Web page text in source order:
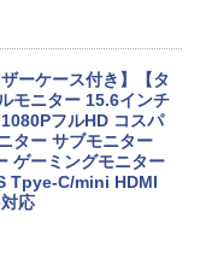
倍｜Windows11正
天1位 三冠獲得｜豪
日保証｜Core i5 第
ソコン Windows11
ンキー付き｜ノー
第8世代｜ノート
年1月モデル
MINISFORUM UM8
Ryzen 7 8845HS 1
グpc 2.5Gbps LA
ーケース付き】【タ
モニター 15.6インチ
フルHD コスパ
ター サブモニター
ゲーミングモニター
Tpye-C/mini HDMI
応